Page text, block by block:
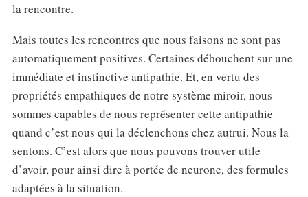
la rencontre.
Mais toutes les rencontres que nous faisons ne sont pas
automatiquement positives. Certaines débouchent sur une
immédiate et instinctive antipathie. Et, en vertu des
propriétés empathiques de notre système miroir, nous
sommes capables de nous représenter cette antipathie
quand c’est nous qui la déclenchons chez autrui. Nous la
sentons. C’est alors que nous pouvons trouver utile
d’avoir, pour ainsi dire à portée de neurone, des formules
adaptées à la situation.